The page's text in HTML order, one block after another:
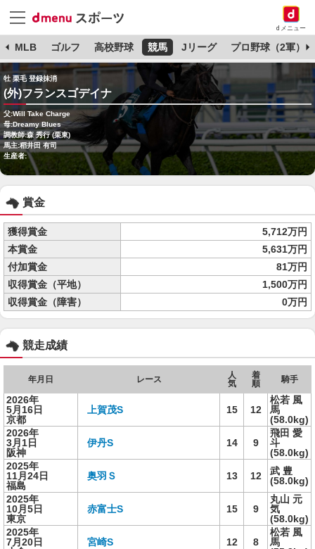
dメニュー
MLB ゴルフ 高校野球 競馬 Jリーグ プロ野球（2軍）
牡 栗毛 登録抹消
(外)フランスゴデイナ
父:Will Take Charge
母:Dreamy Blues
調教師:森 秀行 (栗東)
馬主:稻井田 有司
生産者:
賞金
獲得賞金
5,712万円
本賞金
5,631万円
付加賞金
81万円
収得賞金（平地）
1,500万円
収得賞金（障害）
0万円
競走成績
年月日 レース
人
気
着
順
騎手
2026年
5月16日
京都
上賀茂S 15 12
松若 風
馬
(58.0kg)
2026年
3月1日
阪神
伊丹S 14 9
飛田 愛
斗
(58.0kg)
2025年
11月24日
福島
奥羽Ｓ 13 12
武 豊
(58.0kg)
2025年
10月5日
東京
赤富士S 15 9
丸山 元
気
(58.0kg)
2025年
7月20日
宮崎S 12 8
松若 風
馬